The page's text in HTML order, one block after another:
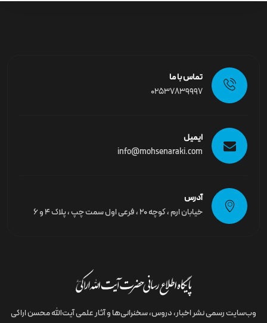
تماس با ما
02537839997
ایمیل
info@mohsenaraki.com
آدرس
خیابان ارم ، کوچه ۲۰ ، فرعی اول سمت چپ ، پلاک ۴ و ۶
وب‌سایت رسمى نشر اخبار، دروس، سخنرانی‌ها و آثار علمی آیت‌الله محسن اراکی